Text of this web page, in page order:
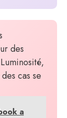
des
cas se
a